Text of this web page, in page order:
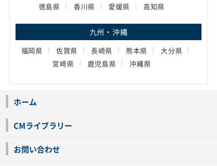
徳島県
香川県 愛媛県 高知県
九州・沖縄
福岡県 佐賀県 長崎県 熊本県
大分県
宮崎県
鹿児島県 沖縄県
ホーム
CMライブラリー
お問い合わせ